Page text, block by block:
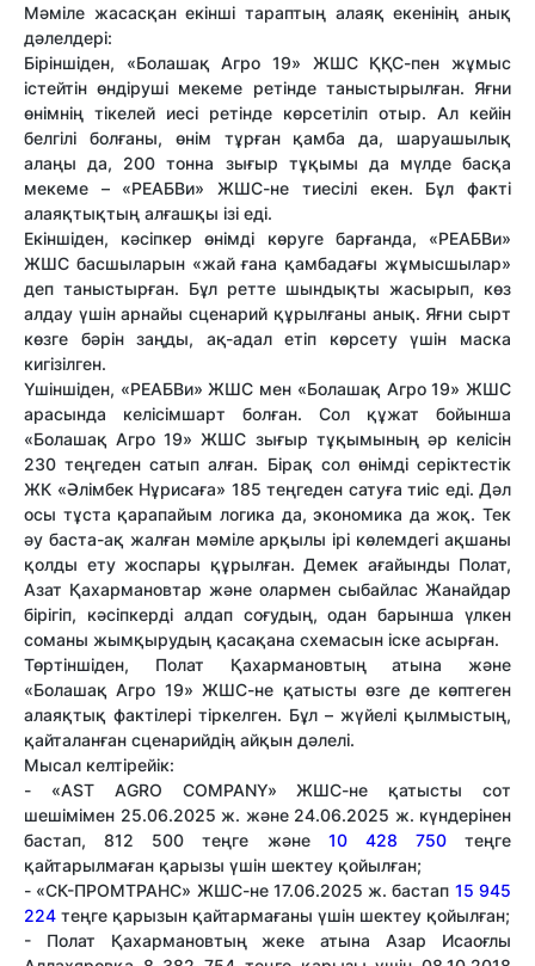
Мәміле жасасқан екінші тараптың алаяқ екенінің анық
дәлелдері:
Біріншіден, «Болашақ Агро 19» ЖШС ҚҚС-пен жұмыс
істейтін өндіруші мекеме ретінде таныстырылған. Яғни
өнімнің тікелей иесі ретінде көрсетіліп отыр. Ал кейін
белгілі болғаны, өнім тұрған қамба да, шаруашылық
алаңы да, 200 тонна зығыр тұқымы да мүлде басқа
мекеме – «РЕАБВи» ЖШС-не тиесілі екен. Бұл факті
алаяқтықтың алғашқы ізі еді.
Екіншіден, кәсіпкер өнімді көруге барғанда, «РЕАБВи»
ЖШС басшыларын «жай ғана қамбадағы жұмысшылар»
деп таныстырған. Бұл ретте шындықты жасырып, көз
алдау үшін арнайы сценарий құрылғаны анық. Яғни сырт
көзге бәрін заңды, ақ-адал етіп көрсету үшін маска
кигізілген.
Үшіншіден, «РЕАБВи» ЖШС мен «Болашақ Агро 19» ЖШС
арасында келісімшарт болған. Сол құжат бойынша
«Болашақ Агро 19» ЖШС зығыр тұқымының әр келісін
230 теңгеден сатып алған. Бірақ сол өнімді серіктестік
ЖК «Әлімбек Нұрисаға» 185 теңгеден сатуға тиіс еді. Дәл
осы тұста қарапайым логика да, экономика да жоқ. Тек
әу баста-ақ жалған мәміле арқылы ірі көлемдегі ақшаны
қолды ету жоспары құрылған. Демек ағайынды Полат,
Азат Қахармановтар және олармен сыбайлас Жанайдар
бірігіп, кәсіпкерді алдап соғудың, одан барынша үлкен
соманы жымқырудың қасақана схемасын іске асырған.
Төртіншіден, Полат Қахармановтың атына және
«Болашақ Агро 19» ЖШС-не қатысты өзге де көптеген
алаяқтық фактілері тіркелген. Бұл – жүйелі қылмыстың,
қайталанған сценарийдің айқын дәлелі.
Мысал келтірейік:
- «AST AGRO COMPANY» ЖШС-не қатысты сот
шешімімен 25.06.2025 ж. және 24.06.2025 ж. күндерінен
бастап, 812 500 теңге және 10 428 750теңге
қайтарылмаған қарызы үшін шектеу қойылған;
- «СК-ПРОМТРАНС» ЖШС-не 17.06.2025 ж. бастап 15 945
224 теңге қарызын қайтармағаны үшін шектеу қойылған;
- Полат Қахармановтың жеке атына Азар Исаоғлы